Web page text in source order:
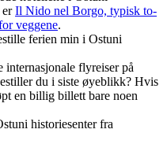
erIl Nido nel Borgo, typisk to-
veggene.
ferien min i Ostuni
internasjonale flyreiser på
du i siste øyeblikk? Hvis
en billig billett bare noen
historiesenter fra